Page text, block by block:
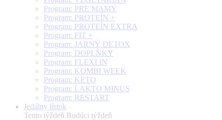
Program: PRE MAMY
Program: PROTEÍN +
Program: PROTEÍN EXTRA
Program: FIT +
Program: JARNÝ DETOX
Program: DOPLŇKY
Program: FLEXI IN
Program: KOMBI WEEK
Program: KETO
Program: LAKTO MINUS
Program: RESTART
Jedálny lístok
Tento týždeň Budúci týždeň